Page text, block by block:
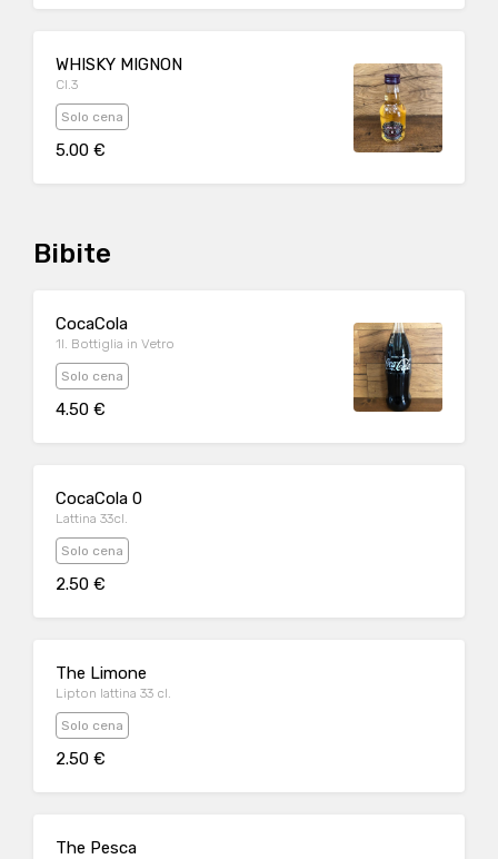
WHISKY MIGNON
Cl.3
Solo cena
5.00 €
Bibite
CocaCola
1l. Bottiglia in Vetro
Solo cena
4.50 €
CocaCola 0
Lattina 33cl.
Solo cena
2.50 €
The Limone
Lipton lattina 33 cl.
Solo cena
2.50 €
The Pesca